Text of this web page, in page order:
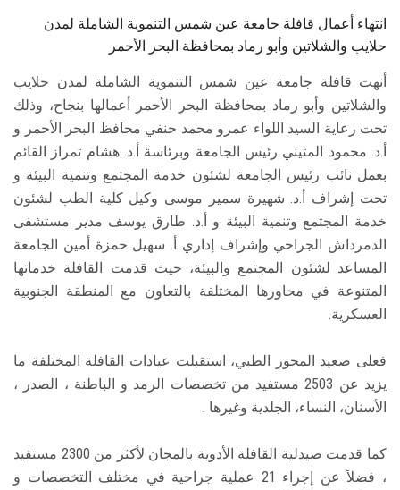
سجل الان
انتهاء أعمال قافلة جامعة عين شمس التنموية الشاملة لمدن
حلايب والشلاتين وأبو رماد بمحافظة البحر الأحمر
‌أنهت قافلة جامعة عين شمس التنموية الشاملة لمدن حلايب
والشلاتين وأبو رماد بمحافظة البحر الأحمر أعمالها بنجاح، وذلك
تحت رعاية السيد اللواء عمرو محمد حنفي محافظ البحر الأحمر و
أ.د. محمود المتيني رئيس الجامعة وبرئاسة أ.د. هشام تمراز القائم
بعمل نائب رئيس الجامعة لشئون خدمة المجتمع وتنمية البيئة و
تحت إشراف أ.د. شهيرة سمير موسى وكيل كلية الطب لشئون
خدمة المجتمع وتنمية البيئة و أ.د. طارق يوسف مدير مستشفى
الدمرداش الجراحي وإشراف إداري أ. سهيل حمزة أمين الجامعة
المساعد لشئون المجتمع والبيئة، حيث قدمت القافلة خدماتها
المتنوعة في محاورها المختلفة بالتعاون مع المنطقة الجنوبية
العسكرية.
فعلى صعيد المحور الطبي، استقبلت عيادات القافلة المختلفة ما
يزيد عن 2503 مستفيد من تخصصات الرمد و الباطنة ، الصدر ،
الأسنان، النساء، الجلدية وغيرها .
كما قدمت صيدلية القافلة الأدوية بالمجان لأكثر من 2300 مستفيد
، فضلاً عن إجراء 21 عملية جراحية في مختلف التخصصات و